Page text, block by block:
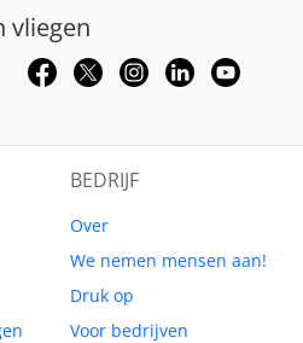
vliegen
BEDRIJF
Over
We nemen mensen aan!
Druk op
Voor bedrijven